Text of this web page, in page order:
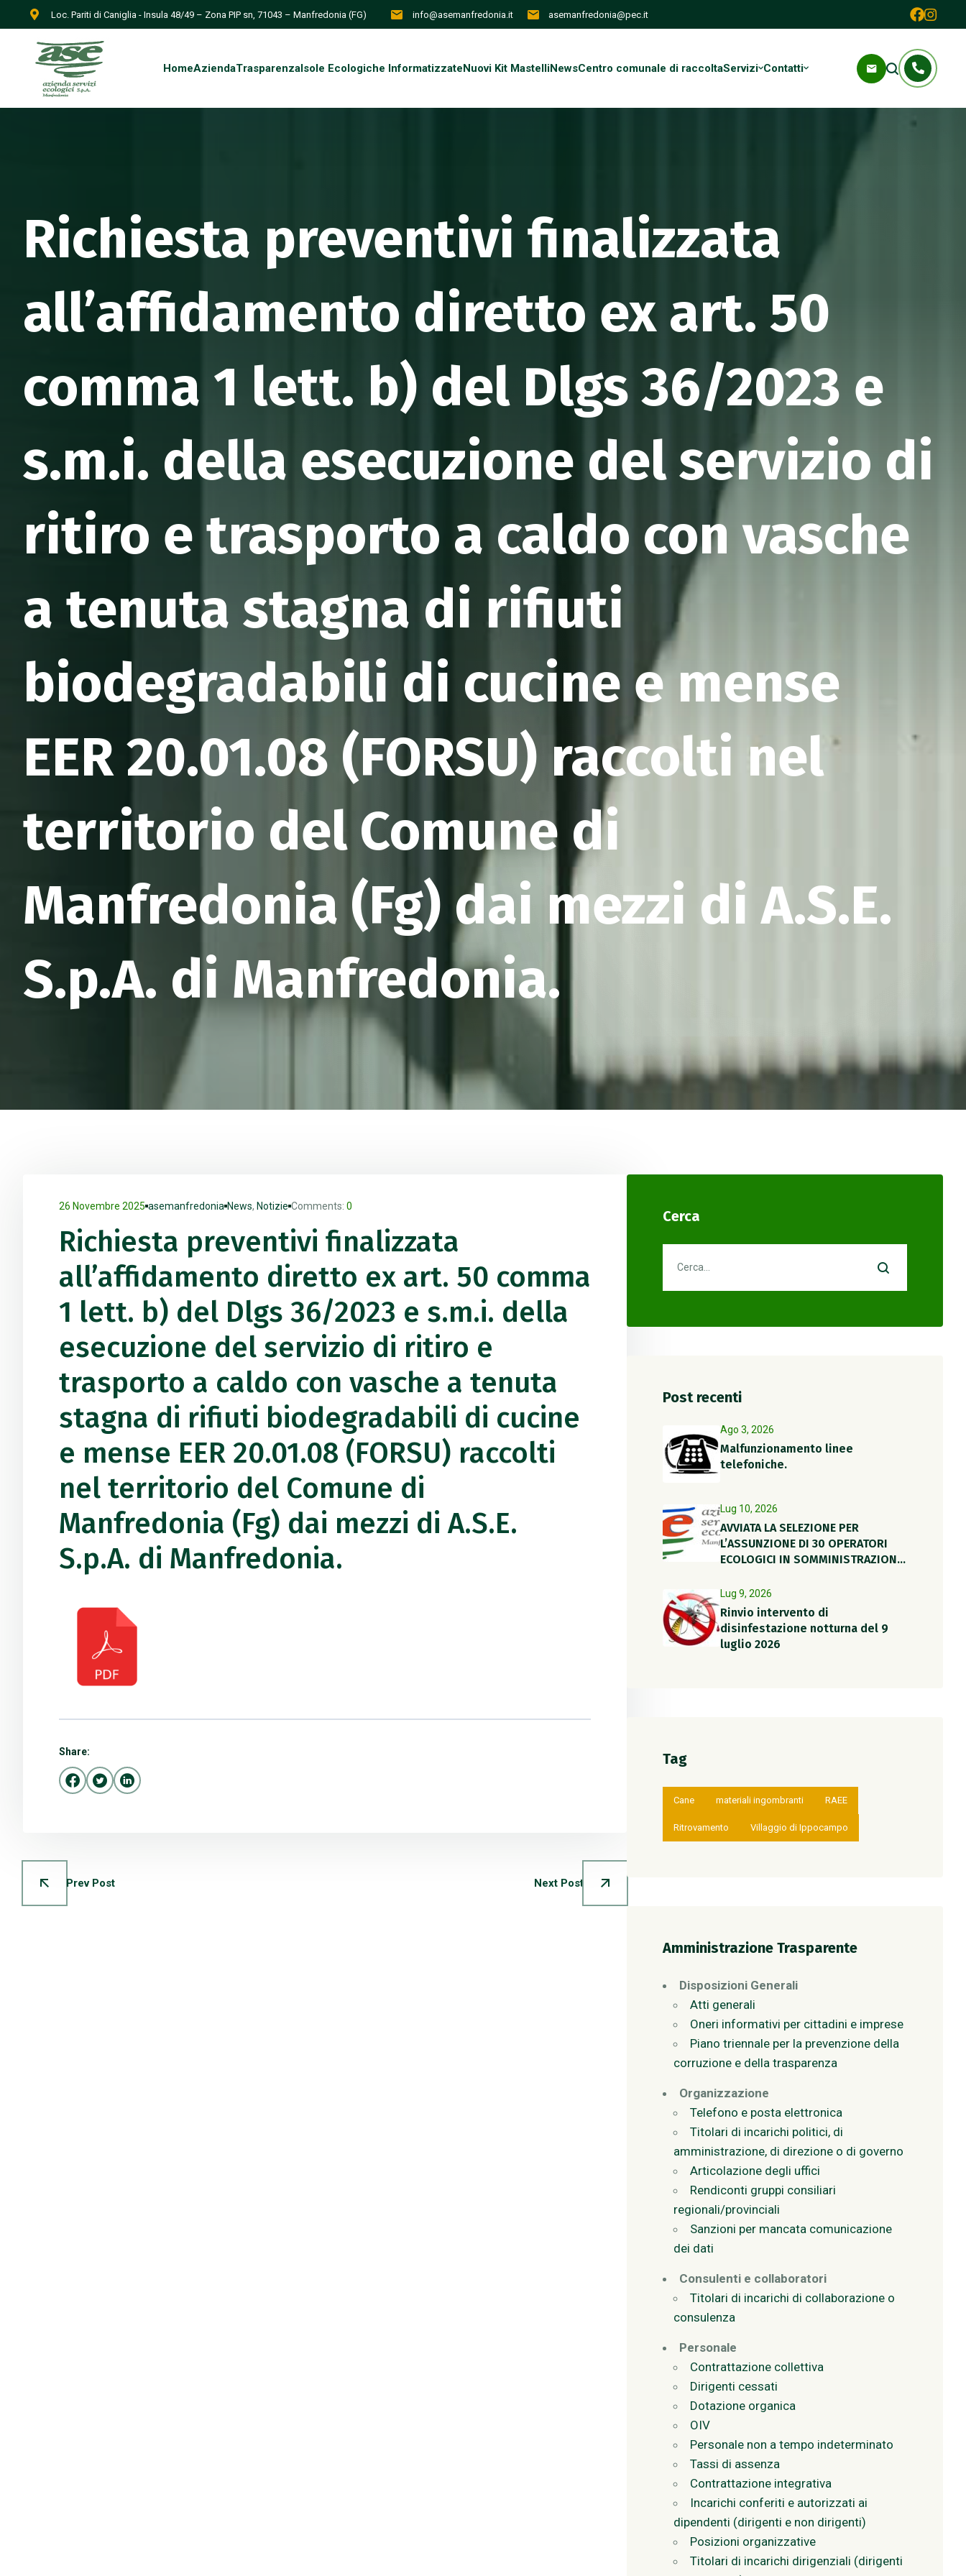
Loc. Pariti di Caniglia - Insula 48/49 – Zona PIP sn, 71043 – Manfredonia (FG) info@asemanfredonia.it asemanfredonia@pec.it
HomeAziendaTrasparenzaIsole Ecologiche InformatizzateNuovi Kit MastelliNewsCentro comunale di raccoltaServizi Contatti
Richiesta preventivi finalizzata
all’affidamento diretto ex art. 50
comma 1 lett. b) del Dlgs 36/2023 e
s.m.i. della esecuzione del servizio di
ritiro e trasporto a caldo con vasche
a tenuta stagna di rifiuti
biodegradabili di cucine e mense
EER 20.01.08 (FORSU) raccolti nel
territorio del Comune di
Manfredonia (Fg) dai mezzi di A.S.E.
S.p.A. di Manfredonia.
26 Novembre 2025 asemanfredonia News, Notizie Comments: 0
Richiesta preventivi finalizzata
all’affidamento diretto ex art. 50 comma
1 lett. b) del Dlgs 36/2023 e s.m.i. della
esecuzione del servizio di ritiro e
trasporto a caldo con vasche a tenuta
stagna di rifiuti biodegradabili di cucine
e mense EER 20.01.08 (FORSU) raccolti
nel territorio del Comune di
Manfredonia (Fg) dai mezzi di A.S.E.
S.p.A. di Manfredonia.
Share:
Prev Post Next Post
Cerca
Post recenti
Ago 3, 2026
Malfunzionamento linee
telefoniche.
Lug 10, 2026
AVVIATA LA SELEZIONE PER
L’ASSUNZIONE DI 30 OPERATORI
ECOLOGICI IN SOMMINISTRAZIONE
Lug 9, 2026
Rinvio intervento di
disinfestazione notturna del 9
luglio 2026
Tag
Cane materiali ingombranti RAEE
Ritrovamento Villaggio di Ippocampo
Amministrazione Trasparente
Disposizioni Generali
Atti generali
Oneri informativi per cittadini e imprese
Piano triennale per la prevenzione della
corruzione e della trasparenza
Organizzazione
Telefono e posta elettronica
Titolari di incarichi politici, di
amministrazione, di direzione o di governo
Articolazione degli uffici
Rendiconti gruppi consiliari
regionali/provinciali
Sanzioni per mancata comunicazione
dei dati
Consulenti e collaboratori
Titolari di incarichi di collaborazione o
consulenza
Personale
Contrattazione collettiva
Dirigenti cessati
Dotazione organica
OIV
Personale non a tempo indeterminato
Tassi di assenza
Contrattazione integrativa
Incarichi conferiti e autorizzati ai
dipendenti (dirigenti e non dirigenti)
Posizioni organizzative
Titolari di incarichi dirigenziali (dirigenti